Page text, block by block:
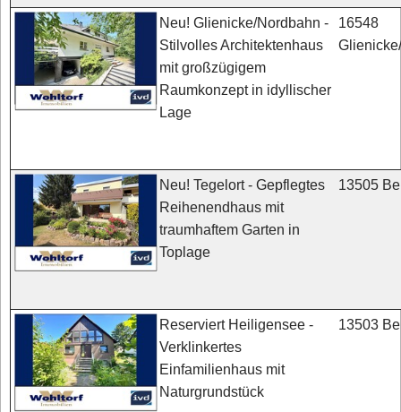
Neu! Glienicke/Nordbahn -
Stilvolles Architektenhaus
mit großzügigem
Raumkonzept in idyllischer
Lage
16548
Neu! Tegelort - Gepflegtes
Reihenendhaus mit
traumhaftem Garten in
Toplage
13505
Reserviert Heiligensee -
Verklinkertes
Einfamilienhaus mit
Naturgrundstück
13503